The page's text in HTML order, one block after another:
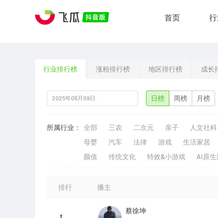
首页
行业排行榜 涨粉排行榜 地区排行榜 成长
日榜 周榜 月榜
所属行业： 全部 三农 二次元 亲子
人文社科
母婴
汽车 法律 游戏
生活家居
颜值
传统文化 特效&小游戏 AI原
排行 播主
蔡徐坤